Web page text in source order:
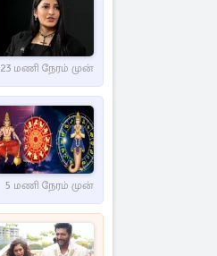
23 மணி நேரம் முன்
5 மணி நேரம் முன்